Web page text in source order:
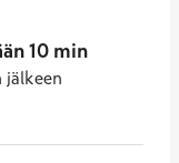
10 min
jälkeen